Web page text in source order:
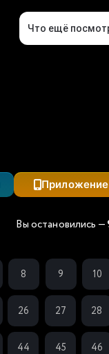
Вы остановились —
8 9 10
26 27 28
44 45 46